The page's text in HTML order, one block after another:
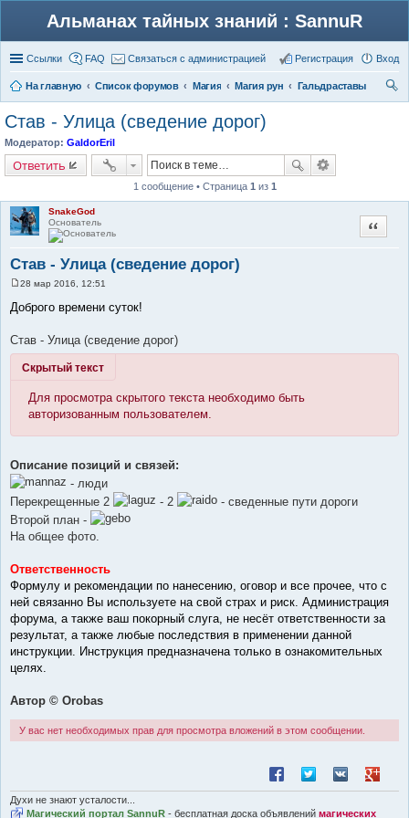
Альманах тайных знаний : SannuR
Ссылки FAQ Связаться с администрацией Вход
Регистрация
На главную Список форумов Магия Магия рун
Гальдраставы
Став - Улица (сведение дорог)
Модератор: GaldorEril
Ответить
1 сообщение • Страница 1 из 1
SnakeGod
Основатель
Став - Улица (сведение дорог)
Цитата
о
е
и
28 мар 2016, 12:51
Доброго времени суток!
Став - Улица (сведение дорог)
Скрытый текст
Для просмотра скрытого текста необходимо быть
авторизованным пользователем.
Описание позиций и связей:
- люди
Перекрещенные 2
- 2
- сведенные пути дороги
Второй план -
На общее фото.
Ответственность
Формулу и рекомендации по нанесению, оговор и все прочее, что с
ней связанно Вы используете на свой страх и риск. Администрация
форума, а также ваш покорный слуга, не несёт ответственности за
результат, а также любые последствия в применении данной
инструкции. Инструкция предназначена только в ознакомительных
целях.
Автор © Orobas
У вас нет необходимых прав для просмотра вложений в этом сообщении.
Поделиться в Facebook
Поделиться в
Поделиться
Духи не знают усталости...
Магический портал SannuR - бесплатная доска объявлений магических